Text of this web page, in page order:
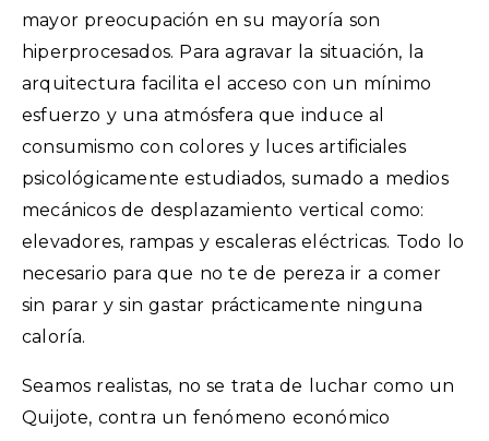
mayor preocupación en su mayoría son
hiperprocesados. Para agravar la situación, la
arquitectura facilita el acceso con un mínimo
esfuerzo y una atmósfera que induce al
consumismo con colores y luces artificiales
psicológicamente estudiados, sumado a medios
mecánicos de desplazamiento vertical como:
elevadores, rampas y escaleras eléctricas. Todo lo
necesario para que no te de pereza ir a comer
sin parar y sin gastar prácticamente ninguna
caloría.
Seamos realistas, no se trata de luchar como un
Quijote, contra un fenómeno económico